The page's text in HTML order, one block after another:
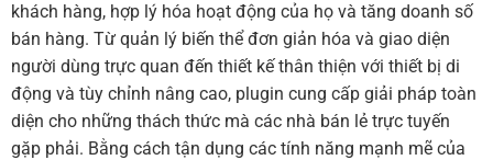
khách hàng, hợp lý hóa hoạt động của họ và tăng doanh số
bán hàng. Từ quản lý biến thể đơn giản hóa và giao diện
người dùng trực quan đến thiết kế thân thiện với thiết bị di
động và tùy chỉnh nâng cao, plugin cung cấp giải pháp toàn
diện cho những thách thức mà các nhà bán lẻ trực tuyến
gặp phải. Bằng cách tận dụng các tính năng mạnh mẽ của